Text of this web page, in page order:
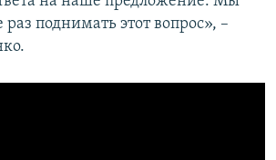
поднимать этот вопрос», –